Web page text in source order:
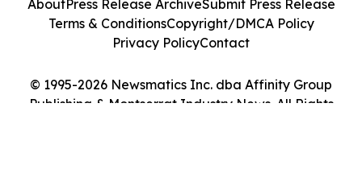
© 1995-2026 Newsmatics Inc. dba Affinity Group
Publishing & Montserrat Industry News. All Rights
AboutPress Release ArchiveSubmit Press Release
Terms & ConditionsCopyright/DMCA Policy
Privacy PolicyContact